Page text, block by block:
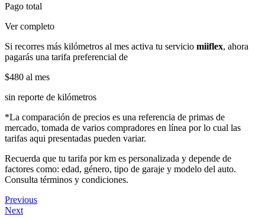
Pago total
Ver completo
Si recorres más kilómetros al mes activa tu servicio miiflex, ahora
pagarás una tarifa preferencial de
$480 al mes
sin reporte de kilómetros
*La comparación de precios es una referencia de primas de
mercado, tomada de varios compradores en línea por lo cual las
tarifas aqui presentadas pueden variar.
Recuerda que tu tarifa por km es personalizada y depende de
factores como: edad, género, tipo de garaje y modelo del auto.
Consulta términos y condiciones.
Previous
Next